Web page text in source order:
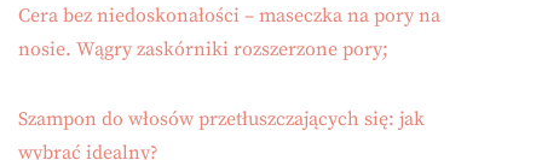
Cera bez niedoskonałości – maseczka na pory na
nosie. Wągry zaskórniki rozszerzone pory;
Szampon do włosów przetłuszczających się: jak
wybrać idealny?